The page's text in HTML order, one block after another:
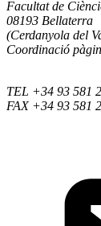
Facultat de
08193 Bellaterra
(Cerdanyola del
Coordinació
TEL +34 93 581
FAX +34 93 581